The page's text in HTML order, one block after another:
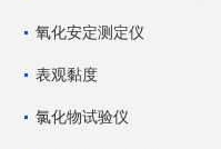
氧化安定测定仪
表观黏度
氯化物试验仪